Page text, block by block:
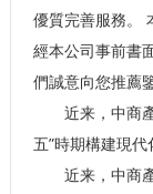
優質完善服務。
經本公司事前書
們誠意向您推薦
近来，中商產
五”時期構建現
近来，中商產